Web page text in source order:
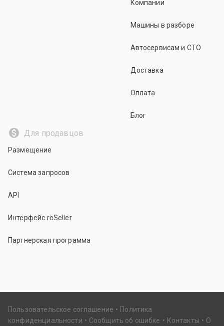
Компании
Машины в разборе
Автосервисам и СТО
Доставка
Оплата
Блог
Для продавцов
Размещение
Система запросов
API
Интерфейс reSeller
Партнерская программа
Пользовательское соглашение
Политика
конфиденциальности
Сообщить об ошибке Контакты О